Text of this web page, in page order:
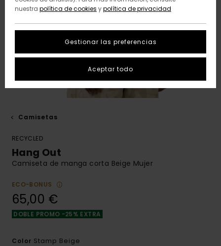
Camisetas
RECYCLED
Hang Out
Camiseta de manga corta Beige Mujer
ECO-BONUS
65,00 €
DOBLE PROMO -25% EXTRA
Color Stamp Beige
nuestra política de cookies ypolítica de privacidad
Gestionar las preferencias
Aceptar todo